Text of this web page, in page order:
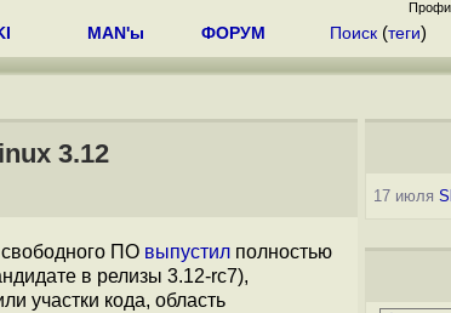
MAN'ы ФОРУМ Поиск (теги)
3.12
ПО выпустил полностью
в релизы 3.12-rc7),
участки кода, область
17 июля